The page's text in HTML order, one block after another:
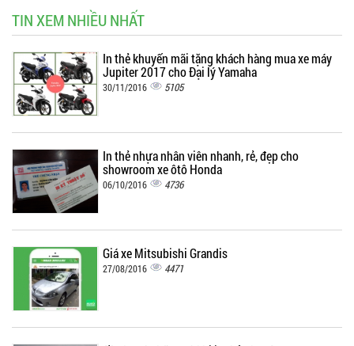
TIN XEM NHIỀU NHẤT
In thẻ khuyến mãi tặng khách hàng mua xe máy
Jupiter 2017 cho Đại lý Yamaha
30/11/2016 5105
In thẻ nhựa nhân viên nhanh, rẻ, đẹp cho
showroom xe ôtô Honda
06/10/2016 4736
Giá xe Mitsubishi Grandis
27/08/2016 4471